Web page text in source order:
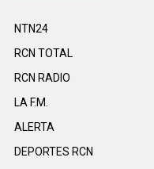
NTN24
RCN TOTAL
RCN RADIO
LA F.M.
ALERTA
DEPORTES RCN